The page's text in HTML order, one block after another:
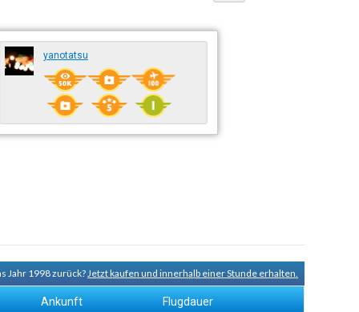
yanotatsu
Jahr 1998 zurück?Jetzt kaufen und innerhalb einer Stunde erhalten.
Ankunft Flugdauer